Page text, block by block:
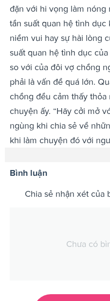
đặn với hi vọng làm nóng
tần suất quan hệ tình
niềm vui hay sự hài lòng
suất quan hệ tình dục
so với của đôi vợ chồng
phải là vấn đề quá lớn.
chồng đều cảm thấy thỏa
chuyện ấy. “Hãy cởi mở
ngùng khi chia sẻ về
khi làm chuyện đó với
Bình luận
Chia sẻ nhận xét của
Chưa có